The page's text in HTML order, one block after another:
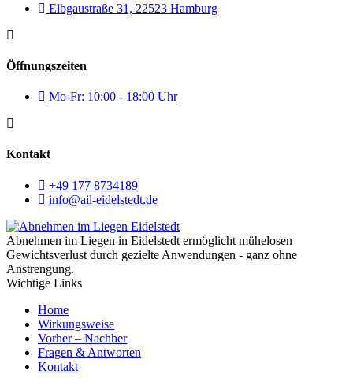
Elbgaustraße 31, 22523 Hamburg
Öffnungszeiten
Mo-Fr: 10:00 - 18:00 Uhr
Kontakt
+49 177 8734189
info@ail-eidelstedt.de
Abnehmen im Liegen in Eidelstedt ermöglicht mühelosen
Gewichtsverlust durch gezielte Anwendungen - ganz ohne
Anstrengung.
Wichtige Links
Home
Wirkungsweise
Vorher – Nachher
Fragen & Antworten
Kontakt